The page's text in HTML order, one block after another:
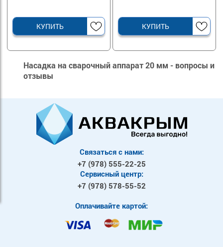
КУПИТЬ КУПИТЬ
Насадка на сварочный аппарат 20 мм - вопросы и
отзывы
Связаться с нами:
+7 (978) 555-22-25
Сервисный центр:
+7 (978) 578-55-52
Оплачивайте картой: